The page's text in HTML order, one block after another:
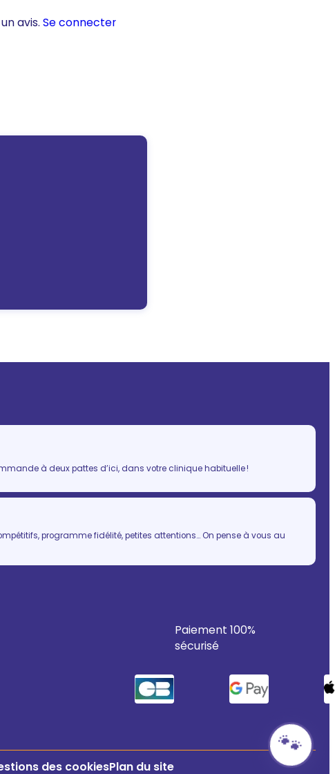
avis. Se connecter
à deux pattes d’ici, dans votre clinique habituelle !
programme fidélité, petites attentions… On pense à vous au
Paiement 100%
sécurisé
des cookiesPlan du site
🐾